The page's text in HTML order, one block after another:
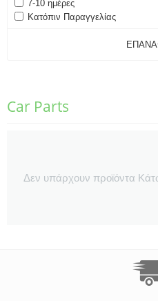
7-10 ημέρες
Κατόπιν Παραγγελίας
Car Parts
Δεν υπάρχουν προϊόντα